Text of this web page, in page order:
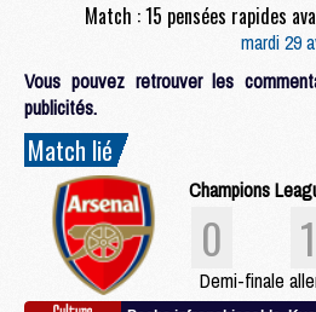
Match : 15 pensées rapides
mardi 29
Vous pouvez retrouver les
publicités.
Match lié
Champions
0 1
Demi-finale